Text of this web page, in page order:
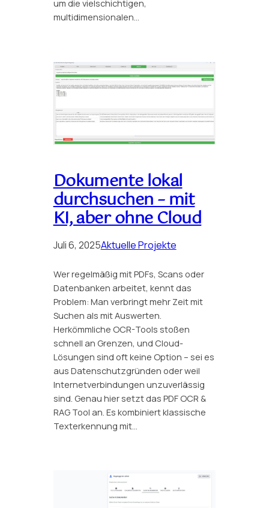
um die vielschichtigen,
multidimensionalen…
Dokumente lokal
durchsuchen – mit
KI, aber ohne Cloud
Juli 6, 2025Aktuelle Projekte
Wer regelmäßig mit PDFs, Scans oder
Datenbanken arbeitet, kennt das
Problem: Man verbringt mehr Zeit mit
Suchen als mit Auswerten.
Herkömmliche OCR-Tools stoßen
schnell an Grenzen, und Cloud-
Lösungen sind oft keine Option – sei es
aus Datenschutzgründen oder weil
Internetverbindungen unzuverlässig
sind. Genau hier setzt das PDF OCR &
RAG Tool an. Es kombiniert klassische
Texterkennung mit…